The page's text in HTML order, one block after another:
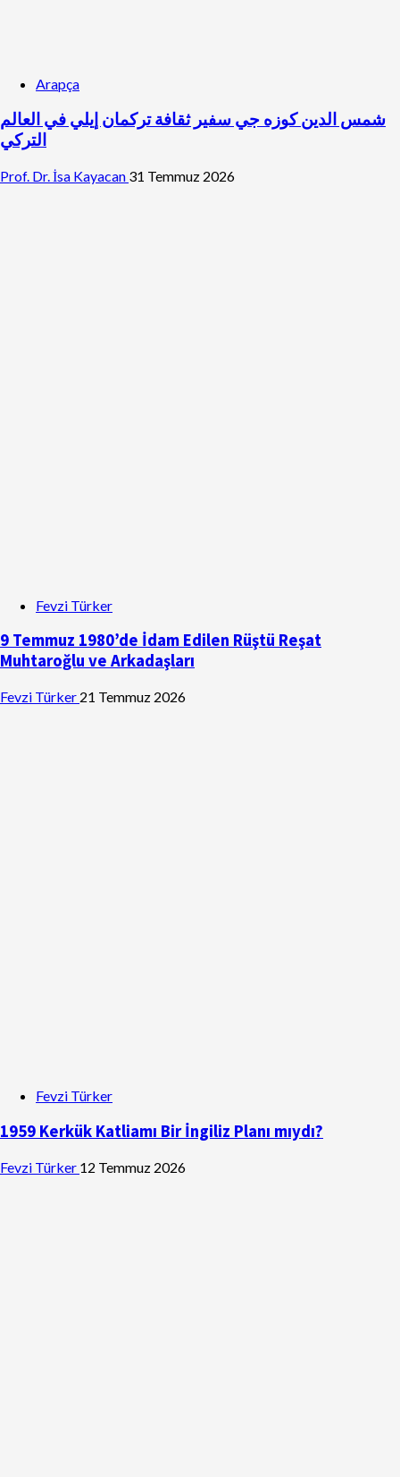
Arapça
شمس الدين كوزه جي سفير ثقافة تركمان إيلي في العالم
التركي
Prof. Dr. İsa Kayacan 31 Temmuz 2026
Fevzi Türker
9 Temmuz 1980’de İdam Edilen Rüştü Reşat
Muhtaroğlu ve Arkadaşları
Fevzi Türker 21 Temmuz 2026
Fevzi Türker
1959 Kerkük Katliamı Bir İngiliz Planı mıydı?
Fevzi Türker 12 Temmuz 2026